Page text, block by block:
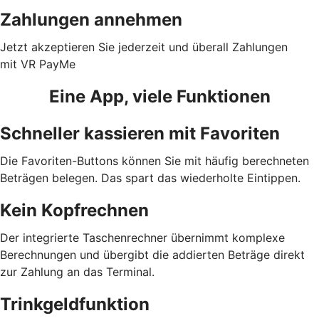
Zahlungen annehmen
Jetzt akzeptieren Sie jederzeit und überall Zahlungen
mit VR PayMe
Eine App, viele Funktionen
Schneller kassieren mit Favoriten
Die Favoriten-Buttons können Sie mit häufig berechneten
Beträgen belegen. Das spart das wiederholte Eintippen.
Kein Kopfrechnen
Der integrierte Taschenrechner übernimmt komplexe
Berechnungen und übergibt die addierten Beträge direkt
zur Zahlung an das Terminal.
Trinkgeldfunktion